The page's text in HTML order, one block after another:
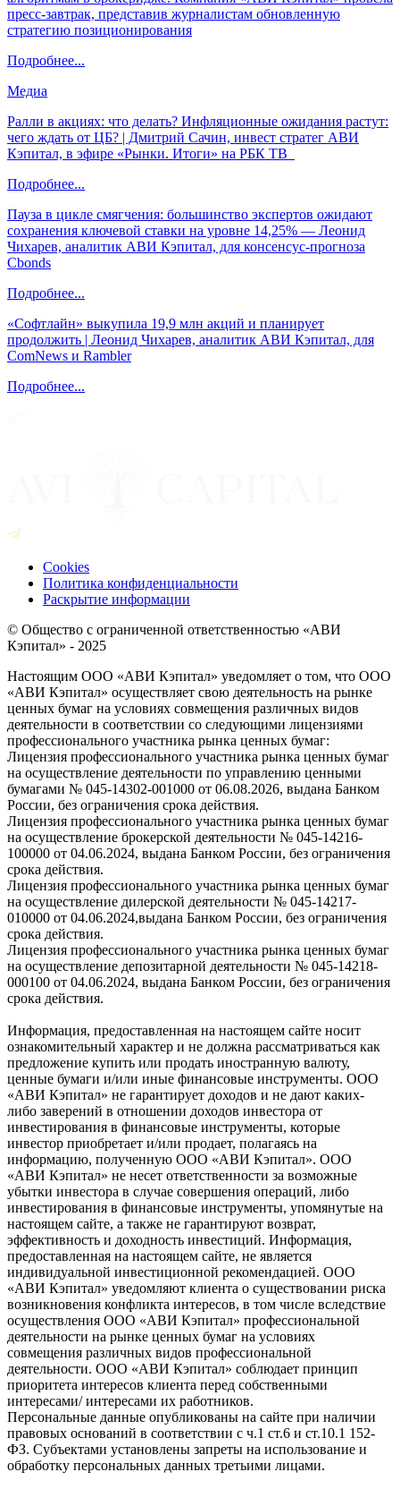
пресс-завтрак, представив журналистам обновленную
стратегию позиционирования
Подробнее...
Медиа
Ралли в акциях: что делать? Инфляционные ожидания растут:
чего ждать от ЦБ? | Дмитрий Сачин, инвест стратег АВИ
Кэпитал, в эфире «Рынки. Итоги» на РБК ТВ
Подробнее...
Пауза в цикле смягчения: большинство экспертов ожидают
сохранения ключевой ставки на уровне 14,25% — Леонид
Чихарев, аналитик АВИ Кэпитал, для консенсус-прогноза
Cbonds
Подробнее...
«Софтлайн» выкупила 19,9 млн акций и планирует
продолжить | Леонид Чихарев, аналитик АВИ Кэпитал, для
ComNews и Rambler
Подробнее...
Cookies
Политика конфиденциальности
Раскрытие информации
© Общество с ограниченной ответственностью «АВИ
Кэпитал» - 2025
Настоящим ООО «АВИ Кэпитал» уведомляет о том, что ООО
«АВИ Кэпитал» осуществляет свою деятельность на рынке
ценных бумаг на условиях совмещения различных видов
деятельности в соответствии со следующими лицензиями
профессионального участника рынка ценных бумаг:
Лицензия профессионального участника рынка ценных бумаг
на осуществление деятельности по управлению ценными
бумагами № 045-14302-001000 от 06.08.2026, выдана Банком
России, без ограничения срока действия.
Лицензия профессионального участника рынка ценных бумаг
на осуществление брокерской деятельности № 045-14216-
100000 от 04.06.2024, выдана Банком России, без ограничения
срока действия.
Лицензия профессионального участника рынка ценных бумаг
на осуществление дилерской деятельности № 045-14217-
010000 от 04.06.2024,выдана Банком России, без ограничения
срока действия.
Лицензия профессионального участника рынка ценных бумаг
на осуществление депозитарной деятельности № 045-14218-
000100 от 04.06.2024, выдана Банком России, без ограничения
срока действия.
Информация, предоставленная на настоящем сайте носит
ознакомительный характер и не должна рассматриваться как
предложение купить или продать иностранную валюту,
ценные бумаги и/или иные финансовые инструменты. ООО
«АВИ Кэпитал» не гарантирует доходов и не дают каких-
либо заверений в отношении доходов инвестора от
инвестирования в финансовые инструменты, которые
инвестор приобретает и/или продает, полагаясь на
информацию, полученную ООО «АВИ Кэпитал». ООО
«АВИ Кэпитал» не несет ответственности за возможные
убытки инвестора в случае совершения операций, либо
инвестирования в финансовые инструменты, упомянутые на
настоящем сайте, а также не гарантируют возврат,
эффективность и доходность инвестиций. Информация,
предоставленная на настоящем сайте, не является
индивидуальной инвестиционной рекомендацией. ООО
«АВИ Кэпитал» уведомляют клиента о существовании риска
возникновения конфликта интересов, в том числе вследствие
осуществления ООО «АВИ Кэпитал» профессиональной
деятельности на рынке ценных бумаг на условиях
совмещения различных видов профессиональной
деятельности. ООО «АВИ Кэпитал» соблюдает принцип
приоритета интересов клиента перед собственными
интересами/ интересами их работников.
Персональные данные опубликованы на сайте при наличии
правовых оснований в соответствии с ч.1 ст.6 и ст.10.1 152-
ФЗ. Субъектами установлены запреты на использование и
обработку персональных данных третьими лицами.